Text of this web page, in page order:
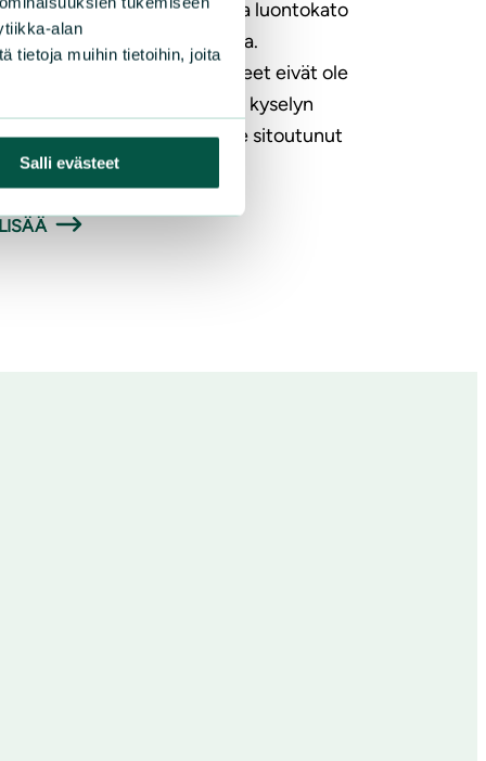
alan
tietoja muihin tietoihin, joita
Salli evästeet
Peltonen Ilmastonmuutos ja luontokato
monia keskisuomalaisia.
puheet eivät ole
vähentäneet. Tuoreen kyselyn
valtaosa puolueista ei ole sitoutunut
toimiin luontokadon…